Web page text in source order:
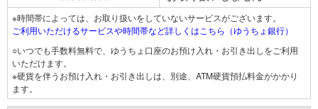
※時間帯によっては、お取り扱いをしていないサービスがございます。
ご利用いただけるサービスや時間帯など詳しくはこちら（ゆうちょ銀行）
○いつでも手数料無料で、ゆうちょ口座のお預け入れ・お引き出しをご利用
いただけます。
※硬貨を伴うお預け入れ・お引き出しは、別途、ATM硬貨預払料金がかかり
ます。